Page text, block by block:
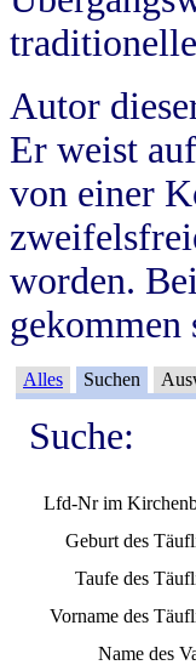
Autor
Er weist
von einer
worden.
Alles Suchen
Suche:
Lfd-Nr im
Geburt des
Taufe des
Vorname des
Name des